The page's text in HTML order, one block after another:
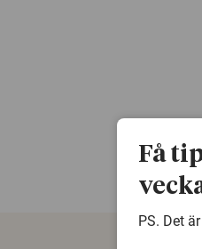
Få
PS. Det